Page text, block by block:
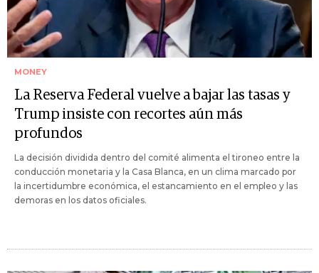
MONEY
La Reserva Federal vuelve a bajar las tasas y
Trump insiste con recortes aún más
profundos
La decisión dividida dentro del comité alimenta el tironeo entre la
conducción monetaria y la Casa Blanca, en un clima marcado por
la incertidumbre económica, el estancamiento en el empleo y las
demoras en los datos oficiales.